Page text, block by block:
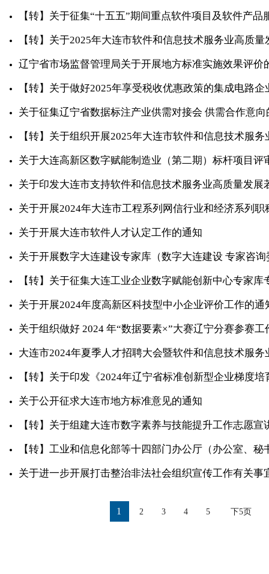
【转】关于征集“十五五”期间重点软件项目及软件产品
【转】关于2025年大连市软件和信息技术服务业高质
辽宁省市场监督管理局关于开展地方标准实施效果评价
【转】关于做好2025年享受税收优惠政策的集成电路
关于征集辽宁省数据标注产业供需对接会 供需合作意向
【转】关于组织开展2025年大连市软件和信息技术服
关于大连高新区数字赋能制造业（第二期）标杆项目评
关于印发大连市支持软件和信息技术服务业高质量发展
关于开展2024年大连市工程系列网信行业和经济系列职
关于开展大连市软件人才认定工作的通知
关于开展数字大连建设专家库（数字大连建设 专家咨
【转】关于征集大连工业企业数字赋能创新中心专家库
关于开展2024年度高新区科技型中小企业评价工作的通
关于组织做好 2024 年“数据要素×”大赛辽宁分赛参赛工
大连市2024年夏季人才招聘大会暨软件和信息技术服务
【转】关于印发《2024年辽宁省标准创新型企业梯度
关于公开征求大连市地方标准意见的通知
【转】关于组建大连市数字素养与技能提升工作志愿宣
【转】工业和信息化部等十四部门办公厅（办公室、
关于进一步开展打击整治非法社会组织宣传工作有关事
1 2 3 4 5 下5页